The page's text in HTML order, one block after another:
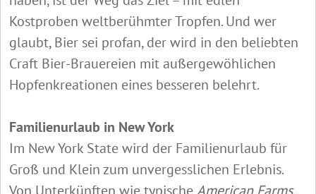
Kostproben weltberühmter Tropfen. Und wer
glaubt, Bier sei profan, der wird in den beliebten
Craft Bier-Brauereien mit außergewöhlichen
Hopfenkreationen eines besseren belehrt.
Familienurlaub in New York
Im New York State wird der Familienurlaub für
Groß und Klein zum unvergesslichen Erlebnis.
Von Unterkünften wie typischeAmerican Farms,